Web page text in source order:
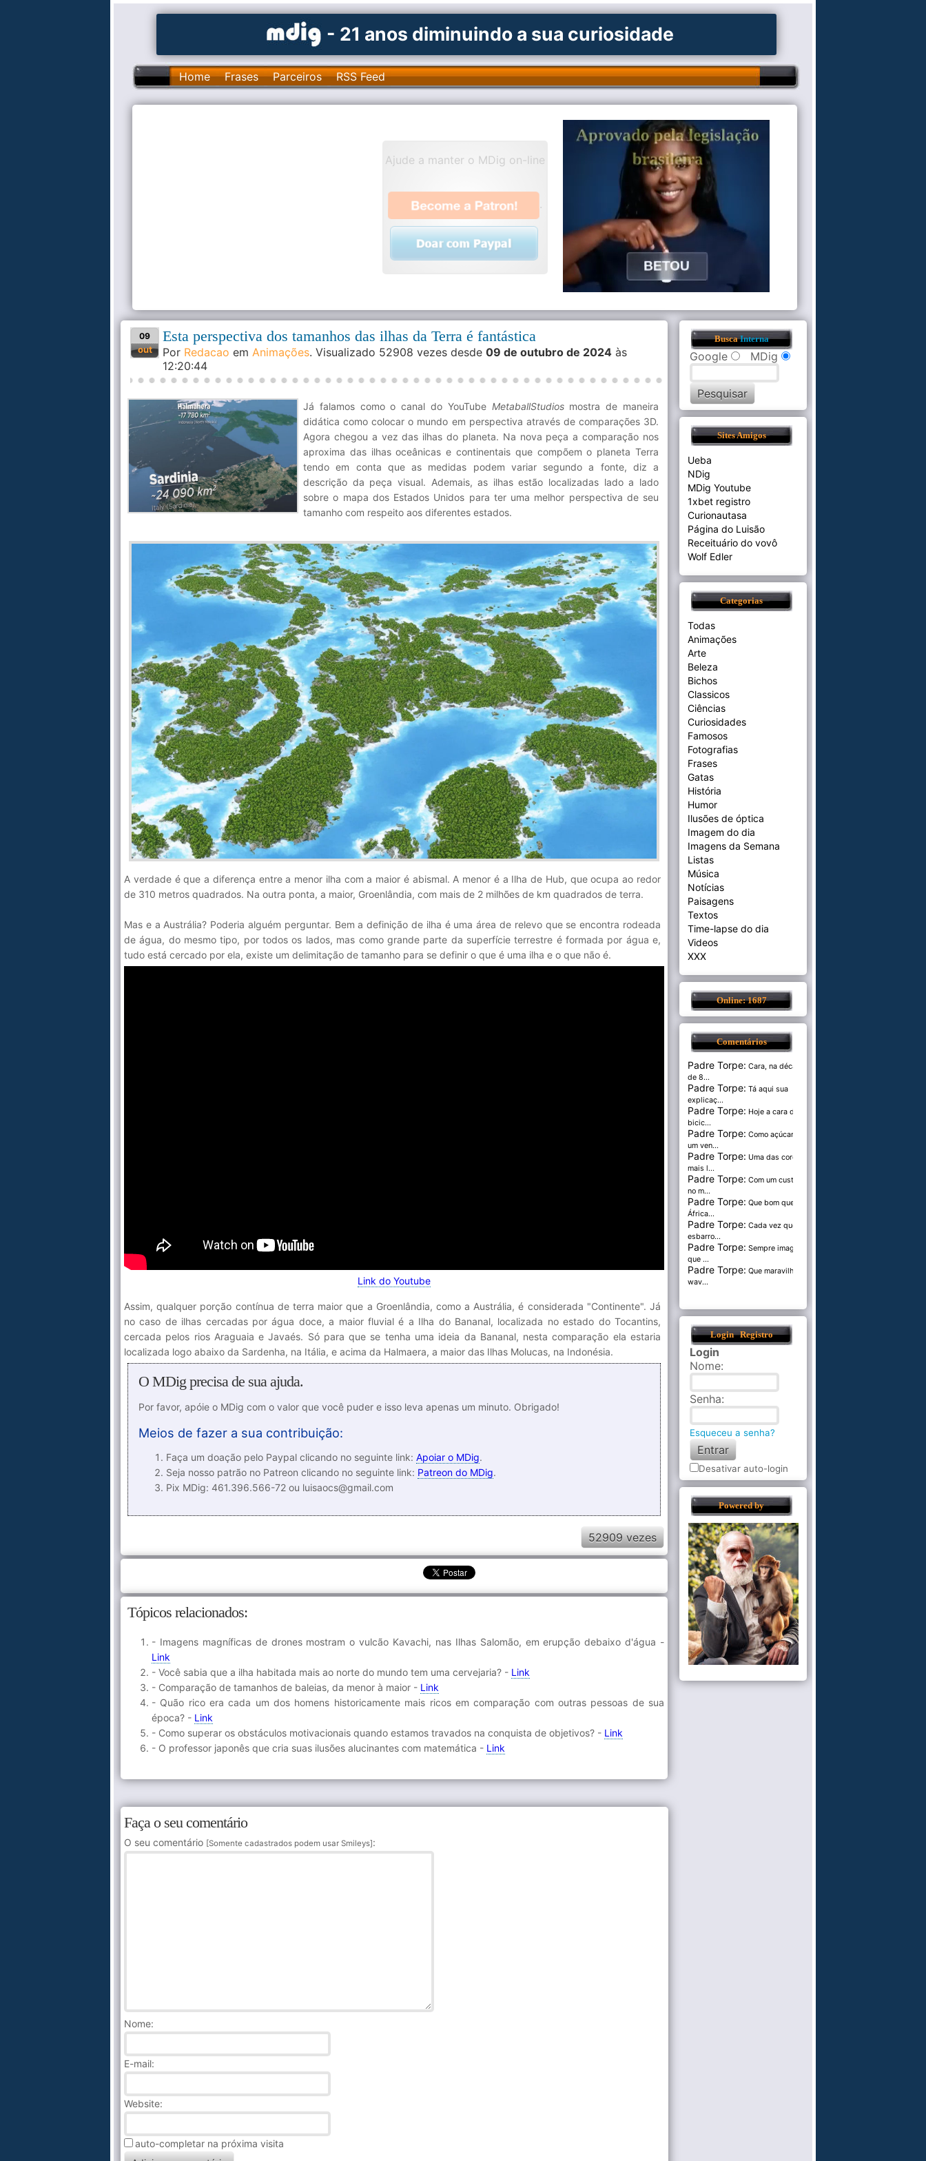
- 21 anos diminuindo a sua curiosidade
Home Frases Parceiros RSS Feed
Ajude a manter o MDig on-line
.
09
out
Esta perspectiva dos tamanhos das ilhas da Terra é fantástica
Por Redacao em Animações. Visualizado 52908 vezes desde 09 de outubro de 2024 às
12:20:44
Já falamos como o canal do YouTube MetaballStudiosmostra de maneira
didática como colocar o mundo em perspectiva através de comparações 3D.
Agora chegou a vez das ilhas do planeta. Na nova peça a comparação nos
aproxima das ilhas oceânicas e continentais que compõem o planeta Terra
tendo em conta que as medidas podem variar segundo a fonte, diz a
descrição da peça visual. Ademais, as ilhas estão localizadas lado a lado
sobre o mapa dos Estados Unidos para ter uma melhor perspectiva de seu
tamanho com respeito aos diferentes estados.
A verdade é que a diferença entre a menor ilha com a maior é abismal. A menor é a Ilha de Hub, que ocupa ao redor
de 310 metros quadrados. Na outra ponta, a maior, Groenlândia, com mais de 2 milhões de km quadrados de terra.
Mas e a Austrália? Poderia alguém perguntar. Bem a definição de ilha é uma área de relevo que se encontra rodeada
de água, do mesmo tipo, por todos os lados, mas como grande parte da superfície terrestre é formada por água e,
tudo está cercado por ela, existe um delimitação de tamanho para se definir o que é uma ilha e o que não é.
Link do Youtube
Assim, qualquer porção contínua de terra maior que a Groenlândia, como a Austrália, é considerada "Continente". Já
no caso de ilhas cercadas por água doce, a maior fluvial é a Ilha do Bananal, localizada no estado do Tocantins,
cercada pelos rios Araguaia e Javaés. Só para que se tenha uma ideia da Bananal, nesta comparação ela estaria
localizada logo abaixo da Sardenha, na Itália, e acima da Halmaera, a maior das Ilhas Molucas, na Indonésia.
O MDig precisa de sua ajuda.
Por favor, apóie o MDig com o valor que você puder e isso leva apenas um minuto. Obrigado!
Meios de fazer a sua contribuição:
Faça um doação pelo Paypal clicando no seguinte link: Apoiar o MDig.
Seja nosso patrão no Patreon clicando no seguinte link: Patreon do MDig.
Pix MDig: 461.396.566-72 ou luisaocs@gmail.com
52909 vezes
Tópicos relacionados:
- Imagens magníficas de drones mostram o vulcão Kavachi, nas Ilhas Salomão, em erupção debaixo d'água -
Link
- Você sabia que a ilha habitada mais ao norte do mundo tem uma cervejaria? - Link
- Comparação de tamanhos de baleias, da menor à maior - Link
- Quão rico era cada um dos homens historicamente mais ricos em comparação com outras pessoas de sua
época? - Link
- Como superar os obstáculos motivacionais quando estamos travados na conquista de objetivos? - Link
- O professor japonês que cria suas ilusões alucinantes com matemática - Link
Faça o seu comentário
O seu comentário [Somente cadastrados podem usar Smileys] :
Nome:
E-mail:
Website:
auto-completar na próxima visita
BuscaInterna
Google MDig
Sites Amigos
Ueba
NDig
MDig Youtube
1xbet registro
Curionautasa
Página do Luisão
Receituário do vovô
Wolf Edler
Categorias
Todas
Animações
Arte
Beleza
Bichos
Classicos
Ciências
Curiosidades
Famosos
Fotografias
Frases
Gatas
História
Humor
Ilusões de óptica
Imagem do dia
Imagens da Semana
Listas
Música
Notícias
Paisagens
Textos
Time-lapse do dia
Videos
XXX
Online: 1687
Comentários
Padre Torpe: Cara, na década
de 8...
Padre Torpe: Tá aqui sua
explicaç...
Padre Torpe: Hoje a cara de
bicic...
Padre Torpe: Como açúcar é
um ven...
Padre Torpe: Uma das cores
mais l...
Padre Torpe: Com um custo de
no m...
Padre Torpe: Que bom que a
África...
Padre Torpe: Cada vez que
esbarro...
Padre Torpe: Sempre imaginei
que ...
Padre Torpe: Que maravilha de
wav...
Login Registro
Login
Nome:
Senha:
Esqueceu a senha?
Desativar auto-login
Powered by